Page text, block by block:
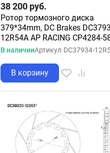
38 200 руб.
Ротор тормозного диска
379*34mm, DC Brakes
12R54A AP RACING CP4284-
В наличииАртикул DC37934-
В корзину